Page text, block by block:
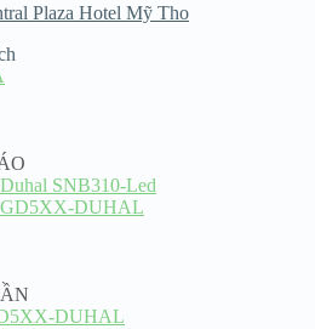
Plaza Hotel Mỹ Tho
SNB310-Led
DUHAL